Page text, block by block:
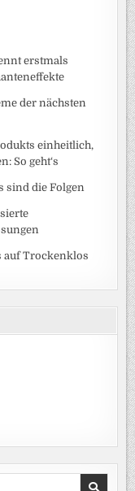
erstmals
der nächsten
einheitlich,
So geht‘s
sind die Folgen
auf Trockenklos